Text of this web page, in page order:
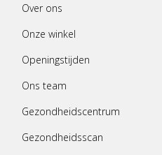
Over ons
Onze winkel
Openingstijden
Ons team
Gezondheidscentrum
Gezondheidsscan